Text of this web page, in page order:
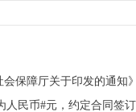
保障厅关于印发的通
民币#元，约定合同签